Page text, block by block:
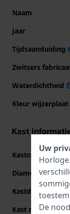
Naam
Jaar
Tijdsaanduiding
Zwitsers
Waterdichtheid
Kleur wijzerplaat
Kast
Kastcode
Diameter
Kastdikte
Kast materiaal
Uw
De